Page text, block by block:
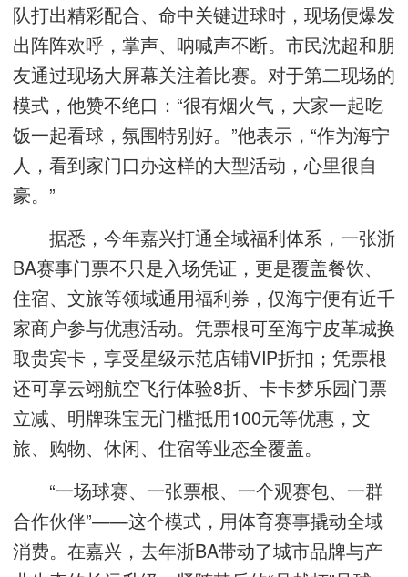
队打出精彩配合、命中关键进球时，现场便爆发
出阵阵欢呼，掌声、呐喊声不断。市民沈超和朋
友通过现场大屏幕关注着比赛。对于第二现场的
模式，他赞不绝口：“很有烟火气，大家一起吃
饭一起看球，氛围特别好。”他表示，“作为海宁
人，看到家门口办这样的大型活动，心里很自
豪。”
据悉，今年嘉兴打通全域福利体系，一张浙
BA赛事门票不只是入场凭证，更是覆盖餐饮、
住宿、文旅等领域通用福利券，仅海宁便有近千
家商户参与优惠活动。凭票根可至海宁皮革城换
取贵宾卡，享受星级示范店铺VIP折扣；凭票根
还可享云翊航空飞行体验8折、卡卡梦乐园门票
立减、明牌珠宝无门槛抵用100元等优惠，文
旅、购物、休闲、住宿等业态全覆盖。
“一场球赛、一张票根、一个观赛包、一群
合作伙伴”——这个模式，用体育赛事撬动全域
消费。在嘉兴，去年浙BA带动了城市品牌与产